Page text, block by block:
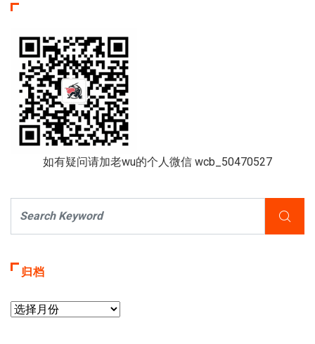
如有疑问请加老wu的个人微信 wcb_50470527
归档